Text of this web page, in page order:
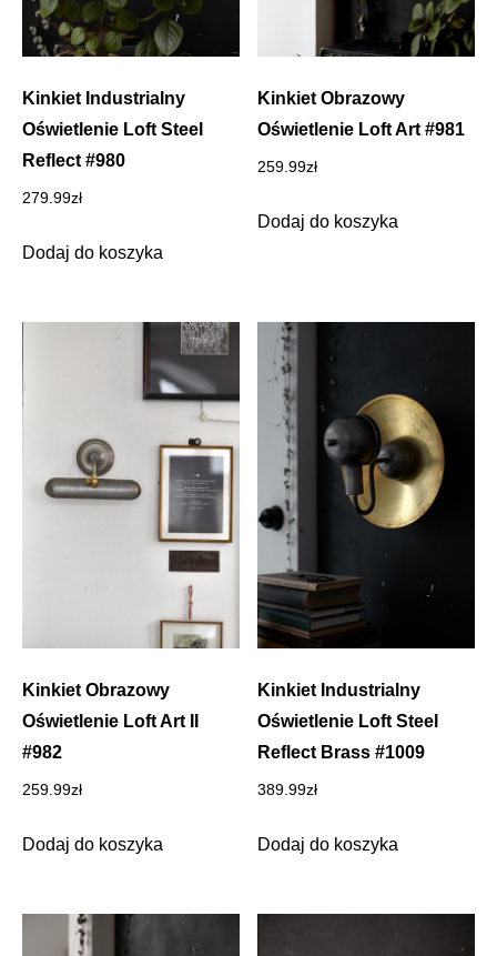
Kinkiet Industrialny
Oświetlenie Loft Steel
Reflect #980
279.99zł
Dodaj do koszyka
Kinkiet Obrazowy
Oświetlenie Loft Art #981
259.99zł
Dodaj do koszyka
Kinkiet Obrazowy
Oświetlenie Loft Art II
#982
259.99zł
Dodaj do koszyka
Kinkiet Industrialny
Oświetlenie Loft Steel
Reflect Brass #1009
389.99zł
Dodaj do koszyka